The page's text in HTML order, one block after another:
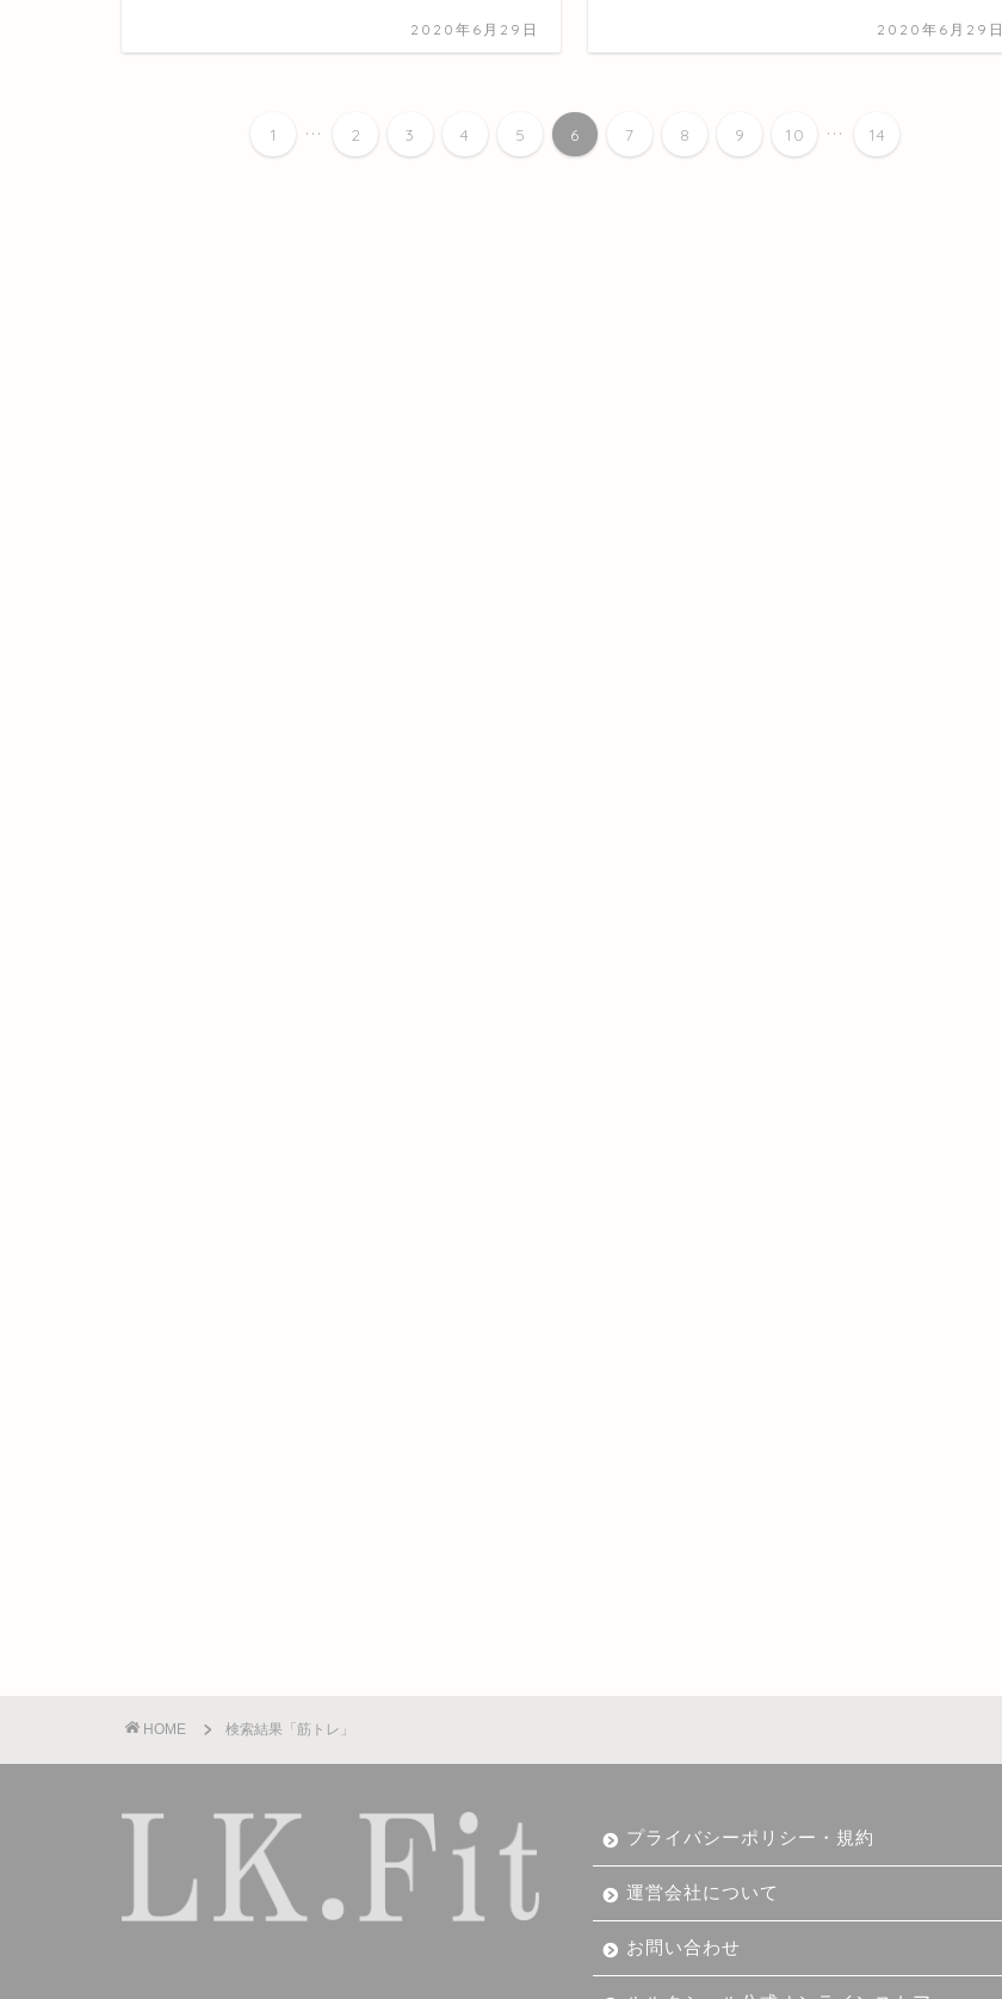
2020年6月29日 2020年6月29日
1 ... 2 3 4 5 6 7 8 9 10 ... 14
HOME 検索結果「筋トレ」
プライバシーポリシー・規約
運営会社について
お問い合わせ